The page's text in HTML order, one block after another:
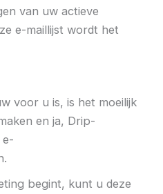
van uw actieve
e-maillijst wordt het
voor u is, is het moeilijk
en ja, Drip-
e-
begint, kunt u deze